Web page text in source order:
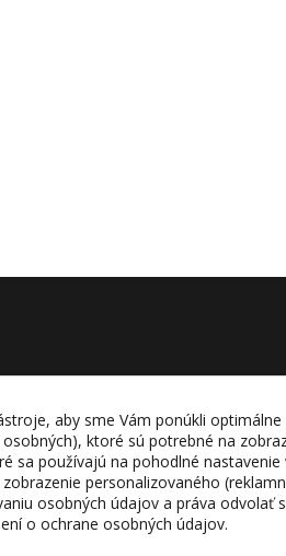
aby sme Vám ponúkli optimálne
ktoré sú potrebné na
sa používajú na pohodlné nastavenie
personalizovaného
osobných údajov a práva odvolať
o ochrane osobných údajov.